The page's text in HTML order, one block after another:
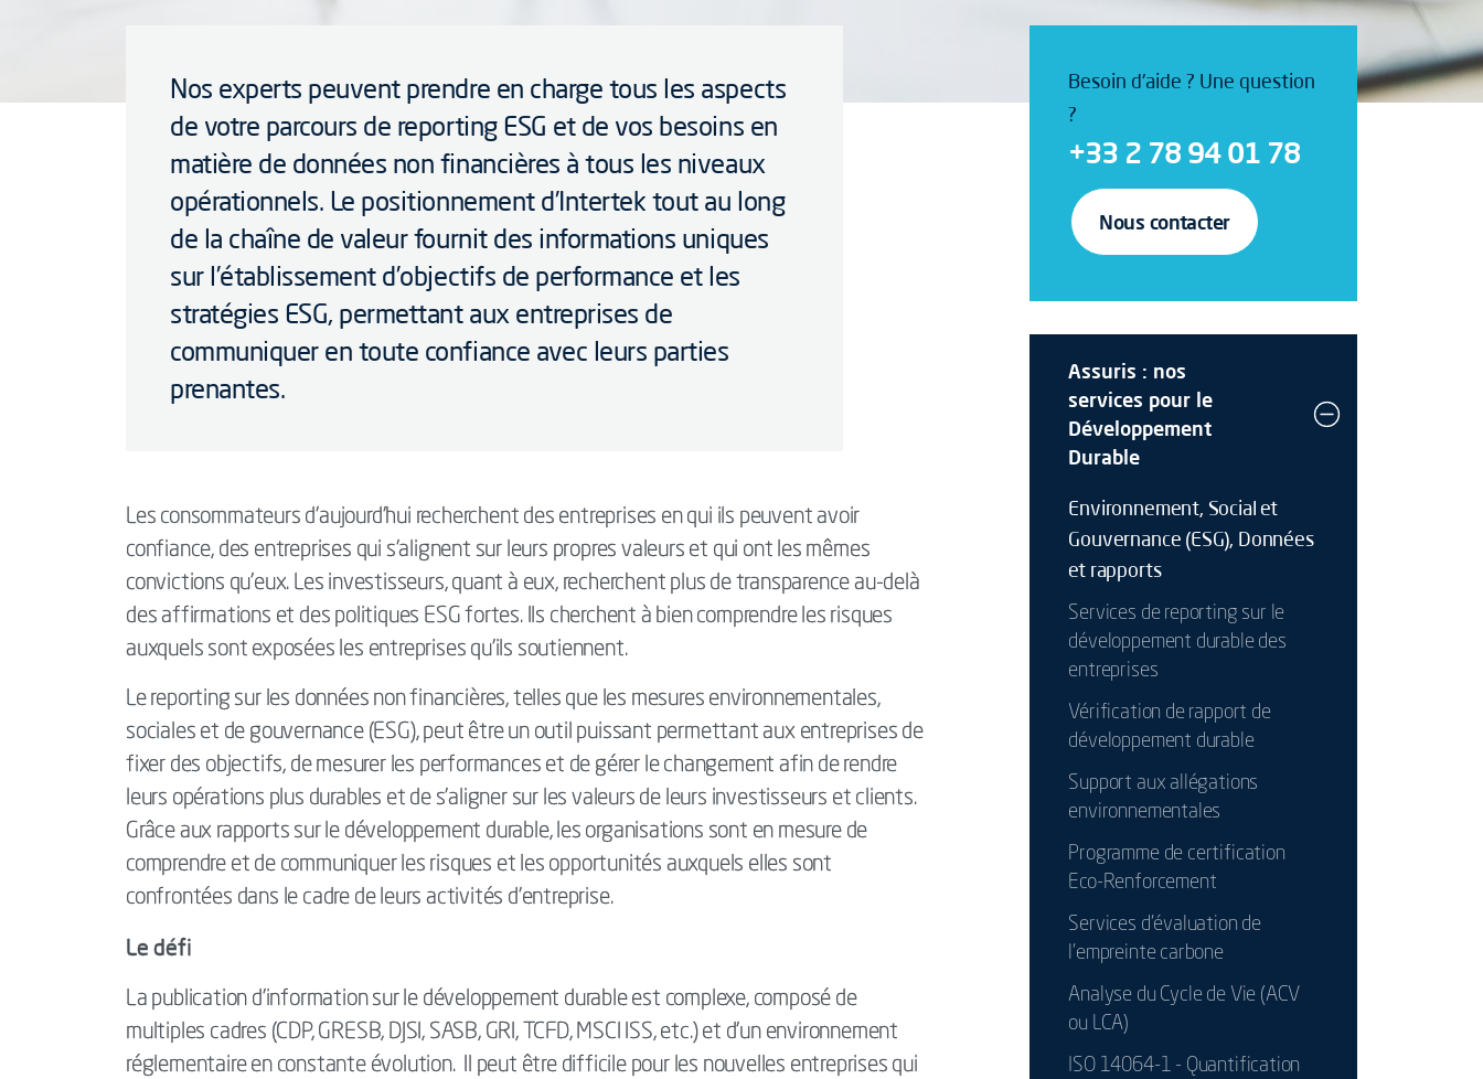
Nos experts peuvent prendre en charge tous les aspects
de votre parcours de reporting ESG et de vos besoins en
matière de données non financières à tous les niveaux
opérationnels. Le positionnement d’Intertek tout au long
de la chaîne de valeur fournit des informations uniques
sur l’établissement d’objectifs de performance et les
stratégies ESG, permettant aux entreprises de
communiquer en toute confiance avec leurs parties
prenantes.
Les consommateurs d’aujourd’hui recherchent des entreprises en qui ils peuvent avoir
confiance, des entreprises qui s’alignent sur leurs propres valeurs et qui ont les mêmes
convictions qu’eux. Les investisseurs, quant à eux, recherchent plus de transparence au-delà
des affirmations et des politiques ESG fortes. Ils cherchent à bien comprendre les risques
auxquels sont exposées les entreprises qu’ils soutiennent.
Le reporting sur les données non financières, telles que les mesures environnementales,
sociales et de gouvernance (ESG), peut être un outil puissant permettant aux entreprises de
fixer des objectifs, de mesurer les performances et de gérer le changement afin de rendre
leurs opérations plus durables et de s’aligner sur les valeurs de leurs investisseurs et clients.
Grâce aux rapports sur le développement durable, les organisations sont en mesure de
comprendre et de communiquer les risques et les opportunités auxquels elles sont
confrontées dans le cadre de leurs activités d’entreprise.
Le défi
La publication d’information sur le développement durable est complexe, composé de
multiples cadres (CDP, GRESB, DJSI, SASB, GRI, TCFD, MSCI ISS, etc.) et d’un environnement
réglementaire en constante évolution. Il peut être difficile pour les nouvelles entreprises qui
Besoin d'aide ? Une question
?
+33 2 78 94 01 78
Nous contacter
Assuris : nos
services pour le
Développement
Durable
Environnement, Social et
Gouvernance (ESG), Données
et rapports
Services de reporting sur le
développement durable des
entreprises
Vérification de rapport de
développement durable
Support aux allégations
environnementales
Programme de certification
Eco-Renforcement
Services d’évaluation de
l'empreinte carbone
Analyse du Cycle de Vie (ACV
ou LCA)
ISO 14064-1 - Quantification